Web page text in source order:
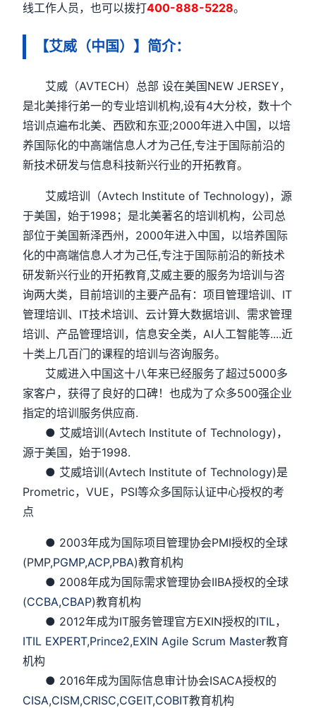
线工作人员，也可以拨打400-888-5228。
【艾威（中国）】简介：
艾威（AVTECH）总部 设在美国NEW JERSEY，
是北美排行弟一的专业培训机构,设有4大分校，数十个
培训点遍布北美、西欧和东亚;2000年进入中国，以培
养国际化的中高端信息人才为己任,专注于国际前沿的
新技术研发与信息科技新兴行业的开拓教育。
艾威培训（Avtech Institute of Technology)，源
于美国，始于1998；是北美著名的培训机构，公司总
部位于美国新泽西州，2000年进入中国，以培养国际
化的中高端信息人才为己任,专注于国际前沿的新技术
研发新兴行业的开拓教育,艾威主要的服务为培训与咨
询两大类，目前培训的主要产品有：项目管理培训、IT
管理培训、IT技术培训、云计算大数据培训、需求管理
培训、产品管理培训，信息安全类，AI人工智能等....近
十类上几百门的课程的培训与咨询服务。
艾威进入中国这十八年来已经服务了超过5000多
家客户，获得了良好的口碑！也成为了众多500强企业
指定的培训服务供应商.
● 艾威培训(Avtech Institute of Technology)，
源于美国，始于1998.
● 艾威培训(Avtech Institute of Technology)是
Prometric，VUE，PSI等众多国际认证中心授权的考
点
● 2003年成为国际项目管理协会PMI授权的全球
(PMP,PGMP,ACP,PBA)教育机构
● 2008年成为国际需求管理协会IIBA授权的全球
(CCBA,CBAP)教育机构
● 2012年成为IT服务管理官方EXIN授权的ITIL，
ITIL EXPERT,Prince2,EXIN Agile Scrum Master教育
机构
● 2016年成为国际信息审计协会ISACA授权的
CISA,CISM,CRISC,CGEIT,COBIT教育机构